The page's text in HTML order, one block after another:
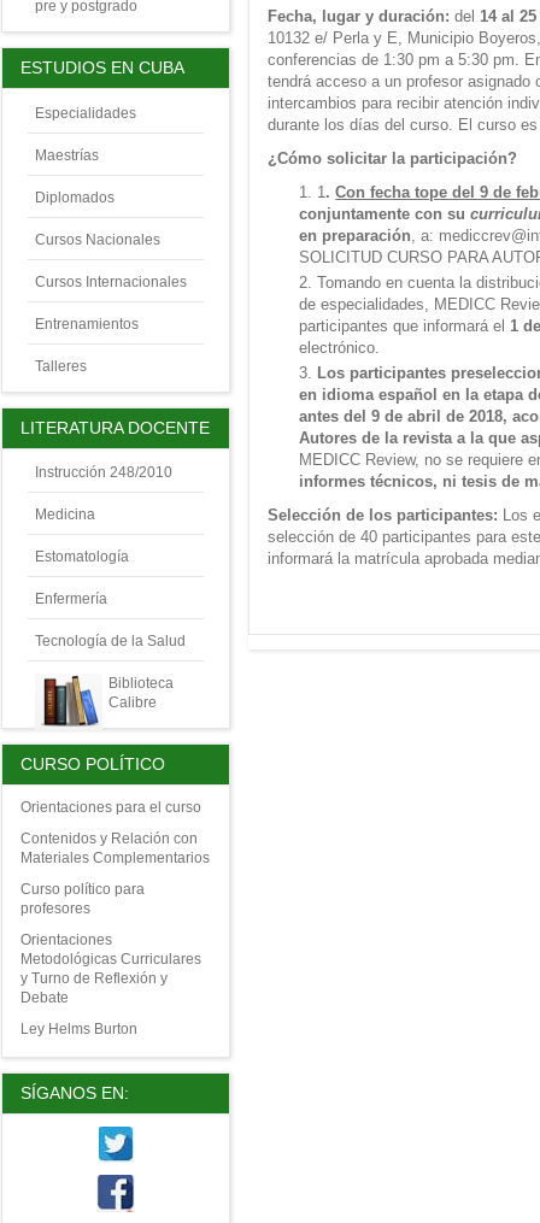
Fecha, lugar y duración:del14 al
10132 e/ Perla y E, Municipio
conferencias de 1:30 pm a 5:30 pm.
tendrá acceso a un profesor
intercambios para recibir atención
durante los días del curso. El curso
¿Cómo solicitar la participación?
1.Con fecha tope del 9 de
conjuntamente con su
en preparación, a:
SOLICITUD CURSO PARA
Tomando en cuenta la
de especialidades, MEDICC
participantes que informará el1
electrónico.
Los participantes
en idioma español en la etapa
antes del 9 de abril de 2018,
Autores de la revista a la que
MEDICC Review, no se requiere
informes técnicos, ni tesis de
Selección de los participantes: Los
selección de 40 participantes para
informará la matrícula aprobada
pre y postgrado
ESTUDIOS EN CUBA
Especialidades
Maestrías
Diplomados
Cursos Nacionales
Cursos Internacionales
Entrenamientos
Talleres
LITERATURA DOCENTE
Instrucción 248/2010
Medicina
Estomatología
Enfermería
Tecnología de la Salud
Biblioteca
Calibre
CURSO POLÍTICO
Orientaciones para el curso
Contenidos y Relación con
Materiales Complementarios
Curso político para
profesores
Orientaciones
Metodológicas Curriculares
y Turno de Reflexión y
Debate
Ley Helms Burton
SÍGANOS EN: